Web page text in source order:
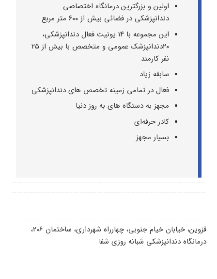
اولین و بزرگترین درمانگاه اختصاصی
دندانپزشکی در فضائی بیش از ۶۰۰ متر مربع
این مجموعه با ۱۴ یونیت فعال دندانپزشکی،
۲۰دندانپزشک عمومی و متخصص با بیش از ۲۵
نفر کارمند
سابقه زیاد
فعال در تمامی زمینه تخصص های دندانپزشکی
مجهز به دستگاه های به روز دنیا
کادر حرفه‌ای
بسیار مجهز
قزوین، خیابان خیام جنوبی، چهارراه شهرداری، ساختمان 206،
درمانگاه دندانپزشکی شبانه روزی شفا